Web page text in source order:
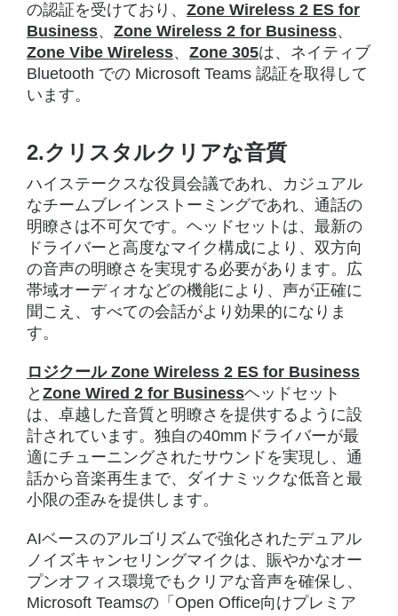
の認証を受けており、 Zone Wireless 2 ES for
Business、 Zone Wireless 2 for Business、
Zone Vibe Wireless、 Zone 305は、ネイティブ
Bluetooth での Microsoft Teams 認証を取得して
います。
2.クリスタルクリアな音質
ハイステークスな役員会議であれ、カジュアル
なチームブレインストーミングであれ、通話の
明瞭さは不可欠です。ヘッドセットは、最新の
ドライバーと高度なマイク構成により、双方向
の音声の明瞭さを実現する必要があります。広
帯域オーディオなどの機能により、声が正確に
聞こえ、すべての会話がより効果的になりま
す。
ロジクール Zone Wireless 2 ES for Business
と Zone Wired 2 for Businessヘッドセット
は、卓越した音質と明瞭さを提供するように設
計されています。独自の40mmドライバーが最
適にチューニングされたサウンドを実現し、通
話から音楽再生まで、ダイナミックな低音と最
小限の歪みを提供します。
AIベースのアルゴリズムで強化されたデュアル
ノイズキャンセリングマイクは、賑やかなオー
プンオフィス環境でもクリアな音声を確保し、
Microsoft Teamsの「Open Office向けプレミア